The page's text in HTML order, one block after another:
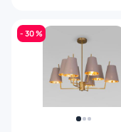
- 30 %